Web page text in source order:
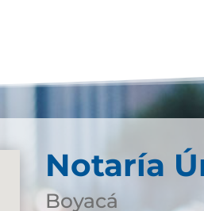
Notaría
Boyacá